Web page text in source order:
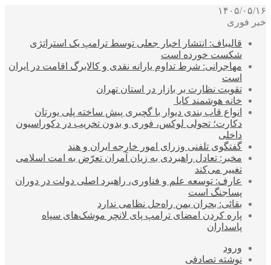
۱۴۰۵/۰۵/۱۶
خبر فوری
قالیباف: انتشار اخبار جعلی توسط ترامپ یک استراتژی
شکست خورده است
مهاجرانی: شرط تداوم یارانه نقدی و کالابرگ اقامت در ایران
است
تقویت نظارت بر بازار در استان تهران
خانه هوشمند کایا
انواع قاب بندی دیوار با گچبری پیش ساخته پلی یورتان
دکارت؛ تحولی لوکس، فوری و بدون تخریب در دکوراسیون
داخلی
گفتگوی تلفنی وزرای امور خارجه ایران و هند
مخبر: تعادل راهبردی به زیان آمران تعرّض به امت اسلامی
تغییر می‌کند
عارف: توسعه علم و فناوری، راهبرد اصلی دولت در دوران
پساجنگ است
بقائی: بحران یمن راه‌حل نظامی ندارد
پاره کردن امضای ترامپ پای لانچر موشک‌های سپاه
پاسداران
ورود
نوشته تصادفی